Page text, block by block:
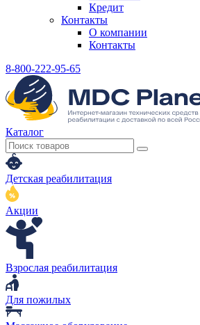
Кредит
Контакты
О компании
Контакты
8-800-222-95-65
Каталог
Детская реабилитация
Акции
Взрослая реабилитация
Для пожилых